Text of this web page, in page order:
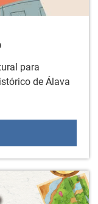
para
de Álava
+55 el 27 de